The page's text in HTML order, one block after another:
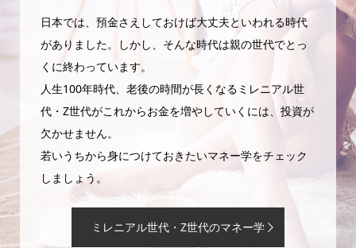
日本では、預金さえしておけば大丈夫といわれる時代
がありました。しかし、そんな時代は親の世代でとっ
くに終わっています。
人生100年時代、老後の時間が長くなるミレニアル世
代・Z世代がこれからお金を増やしていくには、投資が
欠かせません。
若いうちから身につけておきたいマネー学をチェック
しましょう。
ミレニアル世代・Z世代のマネー学